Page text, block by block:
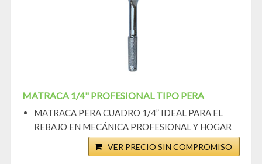
MATRACA 1/4" PROFESIONAL TIPO PERA
MATRACA PERA CUADRO 1/4” IDEAL PARA EL
REBAJO EN MECÁNICA PROFESIONAL Y HOGAR
VER PRECIO SIN COMPROMISO